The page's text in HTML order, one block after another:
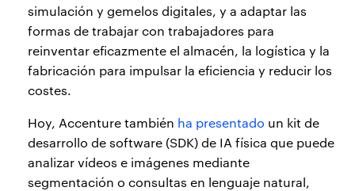
simulación y gemelos digitales, y a adaptar las
formas de trabajar con trabajadores para
reinventar eficazmente el almacén, la logística y la
fabricación para impulsar la eficiencia y reducir los
costes.
Hoy, Accenture también ha presentado un kit de
desarrollo de software (SDK) de IA física que puede
analizar vídeos e imágenes mediante
segmentación o consultas en lenguaje natural,